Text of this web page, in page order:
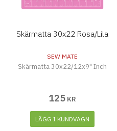
Skärmatta 30x22 Rosa/Lila
SEW MATE
Skärmatta 30x22/12x9" Inch
125 KR
LÄGG I KUNDVAGN